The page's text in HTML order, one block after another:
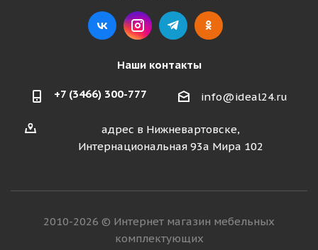
Наши контакты
+7 (3466) 300-777 info@ideal24.ru
адрес в Нижневартовске,
Интернациональная 93а Мира 102
2010-2026 © Интернет магазин мебельных
комплектующих